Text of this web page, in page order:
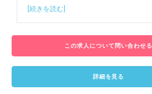
[続きを読む]
この求人について問い合わせる
詳細を見る